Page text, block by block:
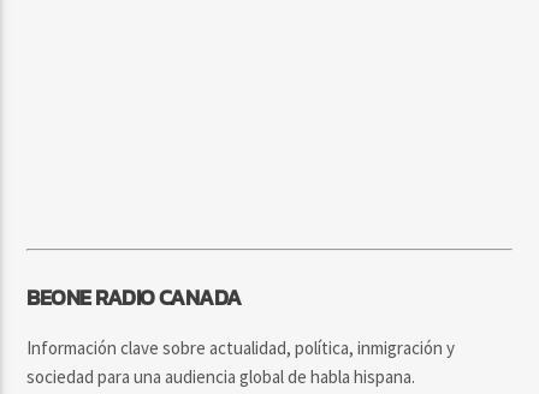
BEONE RADIO CANADA
Información clave sobre actualidad, política, inmigración y
sociedad para una audiencia global de habla hispana.